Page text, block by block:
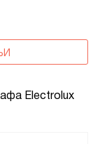
Electrolux